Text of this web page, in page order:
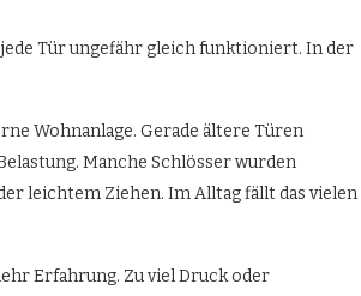
Tür ungefähr gleich funktioniert. In der
Wohnanlage. Gerade ältere Türen
Manche Schlösser wurden
leichtem Ziehen. Im Alltag fällt das vielen
Erfahrung. Zu viel Druck oder